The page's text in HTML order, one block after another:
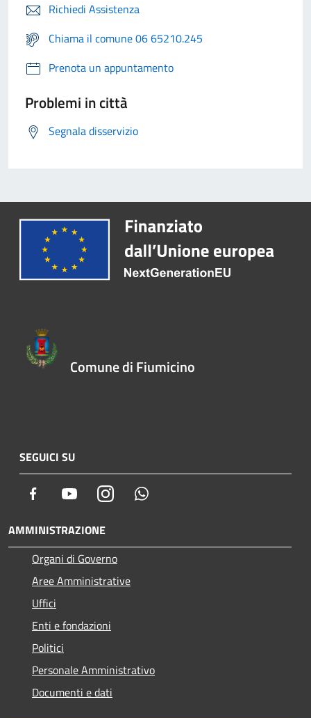
Richiedi Assistenza
Chiama il comune 06 65210.245
Prenota un appuntamento
Problemi in città
Segnala disservizio
Comune di Fiumicino
SEGUICI SU
Facebook YoutubeInstagram
AMMINISTRAZIONE
Organi di Governo
Aree Amministrative
Uffici
Enti e fondazioni
Politici
Personale Amministrativo
Documenti e dati